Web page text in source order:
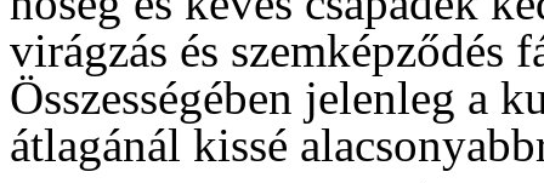
virágzás és szemképződés
Összességében jelenleg a
átlagánál kissé